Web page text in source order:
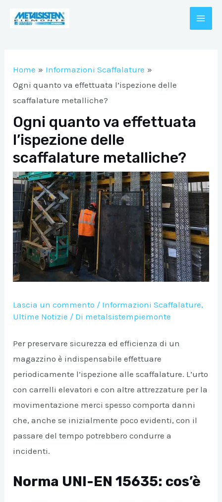
Home
Informazioni Scaffalature
Ogni quanto va effettuata l’ispezione delle
scaffalature metalliche?
Ogni quanto va effettuata
l’ispezione delle
scaffalature metalliche?
Lascia un commento / Informazioni Scaffalature,
Ultime Notizie / Di metalsistempiemonte
Per preservare sicurezza ed efficienza di un
magazzino è indispensabile effettuare
periodicamente l’ispezione alle scaffalature. L’urto
con carrelli elevatori e con altre attrezzature per la
movimentazione merci spesso comporta danni
che, anche se inizialmente poco evidenti, con il
passare del tempo potrebbero condurre a
incidenti.
Norma UNI-EN 15635: cos’è
DISATTIVA
DISATTIVA
DISATTIVA
DISATTIVA
DISATTIVA